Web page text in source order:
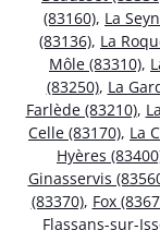
(83160), La
(83136), La
Môle (83310),
(83250), La
Farlède (83210),
Celle (83170), La
Hyères
Ginasservis
(83370), Fox
Flassans-sur-